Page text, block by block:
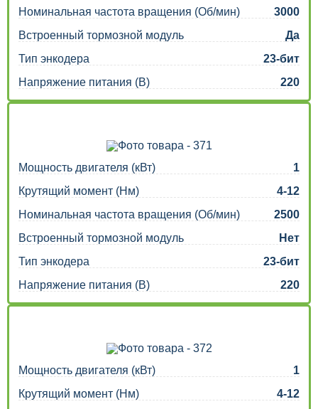
Номинальная частота вращения (Об/мин)
3000
Встроенный тормозной модуль
Да
Тип энкодера
23-бит
Напряжение питания (В)
220
Мощность двигателя (кВт)
1
Крутящий момент (Нм)
4-12
Номинальная частота вращения (Об/мин)
2500
Встроенный тормозной модуль
Нет
Тип энкодера
23-бит
Напряжение питания (В)
220
Мощность двигателя (кВт)
1
Крутящий момент (Нм)
4-12